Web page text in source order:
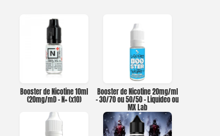
Booster de Nicotine 10ml
(20mg/ml) – N+ (x10)
Booster de Nicotine 20mg/ml
– 30/70 ou 50/50 – Liquideo ou
MX Lab